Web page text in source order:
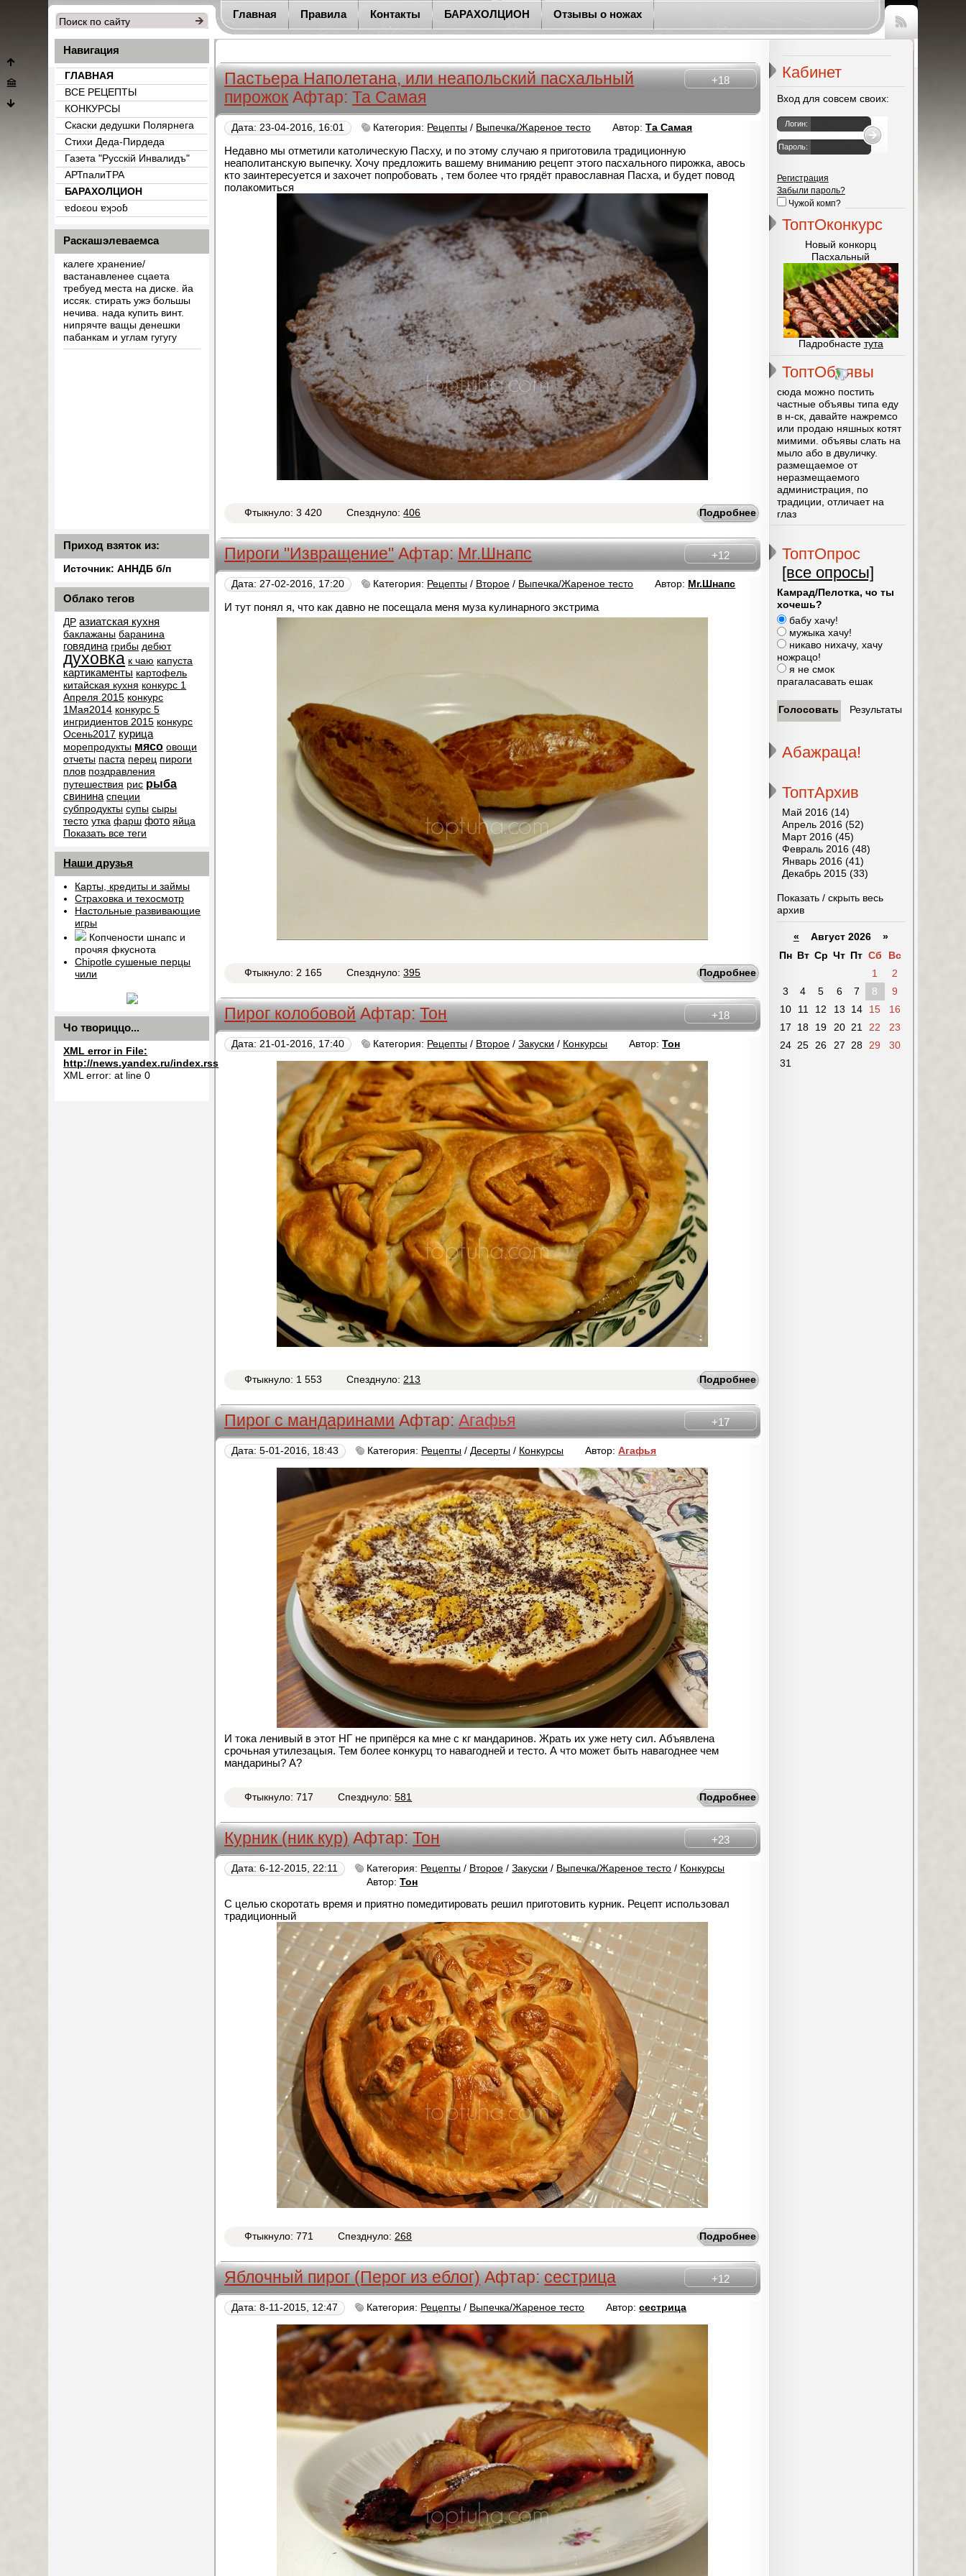
Главная Правила Контакты БАРАХОЛЦИОН Отзывы о ножах
Чтение
RSS
+18
Пастьера Наполетана, или неапольский пасхальный
пирожок Афтар:Та Самая
Дата: 23-04-2016, 16:01 Категория: Рецепты / Выпечка/Жареное тесто Автор:Та Самая
Недавно мы отметили католическую Пасху, и по этому случаю я приготовила традиционную
неаполитанскую выпечку. Хочу предложить вашему вниманию рецепт этого пасхального пирожка, авось
кто заинтересуется и захочет попробовать , тем более что грядёт православная Пасха, и будет повод
полакомиться
Подробнее
Фтыкнуло: 3 420 Спезднуло:406
+12
Пироги "Извращение" Афтар:Mr.Шнапс
Дата: 27-02-2016, 17:20 Категория: Рецепты / Второе / Выпечка/Жареное тесто Автор: Mr.Шнапс
И тут понял я, что как давно не посещала меня муза кулинарного экстрима
Подробнее
Фтыкнуло: 2 165 Спезднуло:395
+18
Пирог колобовой Афтар:Тон
Дата: 21-01-2016, 17:40 Категория: Рецепты / Второе /Закуски / Конкурсы Автор:Тон
Подробнее
Фтыкнуло: 1 553 Спезднуло:213
+17
Пирог с мандаринами Афтар:Агафья
Дата: 5-01-2016, 18:43 Категория: Рецепты /Десерты / Конкурсы Автор:Агафья
И тока ленивый в этот НГ не припёрся ка мне с кг мандаринов. Жрать их уже нету сил. Абъявлена
срочьная утилезацыя. Тем более конкурц то навагодней и тесто. А что может быть навагоднее чем
мандарины? А?
Подробнее
Фтыкнуло: 717 Спезднуло:581
+23
Курник (ник кур) Афтар:Тон
Дата: 6-12-2015, 22:11 Категория: Рецепты / Второе /Закуски / Выпечка/Жареное тесто / Конкурсы
Автор:Тон
С целью скоротать время и приятно помедитировать решил приготовить курник. Рецепт использовал
традиционный
Подробнее
Фтыкнуло: 771 Спезднуло:268
+12
Яблочный пирог (Перог из еблог) Афтар:сестрица
Дата: 8-11-2015, 12:47 Категория: Рецепты / Выпечка/Жареное тесто Автор:сестрица
Кабинет
Вход для совсем своих:
Логин:
Пароль:
Регистрация
Забыли пароль?
Чужой комп?
ТоптОконкурс
Новый конкорц
Пасхальный
Падробнасте тута
ТоптОбъявы
сюда можно постить
частные объявы типа еду
в н-ск, давайте нажремсо
или продаю няшных котят
мимими. объявы слать на
мыло або в двуличку.
размещаемое от
неразмещаемого
администрация, по
традиции, отличает на
глаз
ТоптОпрос
[все опросы]
Камрад/Пелотка, чо ты
хочешь?
бабу хачу!
мужыка хачу!
никаво нихачу, хачу
ножрацо!
я не смок
прагаласавать ешак
Абажраца!
ТоптАрхив
Май 2016 (14)
Апрель 2016 (52)
Март 2016 (45)
Февраль 2016 (48)
Январь 2016 (41)
Декабрь 2015 (33)
Показать / скрыть весь
архив
« Август 2026 »
Пн
Вт Ср Чт Пт Сб
Вс
1
2
3
4 5 6 7 8
9
10
11 12 13 14 15
16
17
18 19 20 21 22
23
24 25 26 27 28 29
30
31
Навигация
ГЛАВНАЯ
ВСЕ РЕЦЕПТЫ
КОНКУРСЫ
Скаски дедушки Полярнега
Стихи Деда-Пирдеда
Газета "Русскiй Инвалидъ"
АРТпалиТРА
БАРАХОЛЦИОН
{count_categ_22}
ɐdоεоu ɐʞɔоɓ
Раскашэлеваемса
калеге хранение/
вастанавленее сцаета
требуед места на диске. йа
иссяк. стирать ужэ большы
нечива. нада купить винт.
нипрячте ващы денешки
пабанкам и углам гугугу
Приход взяток из:
Источник: АННДБ б/п
Облако тегов
ДР азиатская кухня
баклажаны баранина
говядина грибы дебют
духовка к чаю капуста
картикаменты картофель
китайская кухня конкурс 1
Апреля 2015 конкурс
1Мая2014 конкурс 5
ингридиентов 2015 конкурс
Осень2017 курица
морепродукты мясо овощи
отчеты паста перец пироги
плов поздравления
путешествия рис рыба
свинина специи
субпродукты супы сыры
тесто утка фарш фото яйца
Показать все теги
Наши друзья
Карты, кредиты и займы
Страховка и техосмотр
Настольные развивающие
игры
Копчености шнапс и
прочяя фкуснота
Chipotle сушеные перцы
чили
Чо твориццо...
XML error in File:
http://news.yandex.ru/index.rss
XML error: at line 0